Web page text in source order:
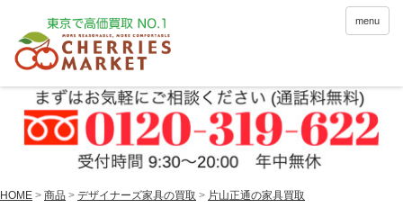
menu
HOME > 商品 > デザイナーズ家具の買取 > 片山正通の家具買取